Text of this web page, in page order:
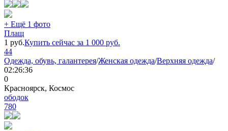
+ Ещё 1 фото
Плащ
1 руб.Купить сейчас за 1 000 руб.
44
Одежда, обувь, галантерея/Женская одежда/Верхняя одежда/
02:26:36
0
Красноярск, Космос
ободок
780